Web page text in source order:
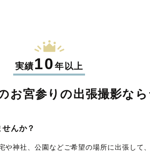
実績10年以上
お宮参りの出張撮影なら
んか？
神社、公園などご希望の場所に出張して